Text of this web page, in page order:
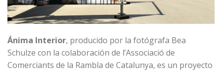
Ánima Interior, producido por la fotógrafa Bea
Schulze con la colaboración de l’Associació de
Comerciants de la Rambla de Catalunya, es un proyecto